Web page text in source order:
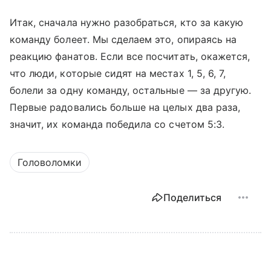
Итак, сначала нужно разобраться, кто за какую
команду болеет. Мы сделаем это, опираясь на
реакцию фанатов. Если все посчитать, окажется,
что люди, которые сидят на местах 1, 5, 6, 7,
болели за одну команду, остальные — за другую.
Первые радовались больше на целых два раза,
значит, их команда победила со счетом 5:3.
Головоломки
Поделиться